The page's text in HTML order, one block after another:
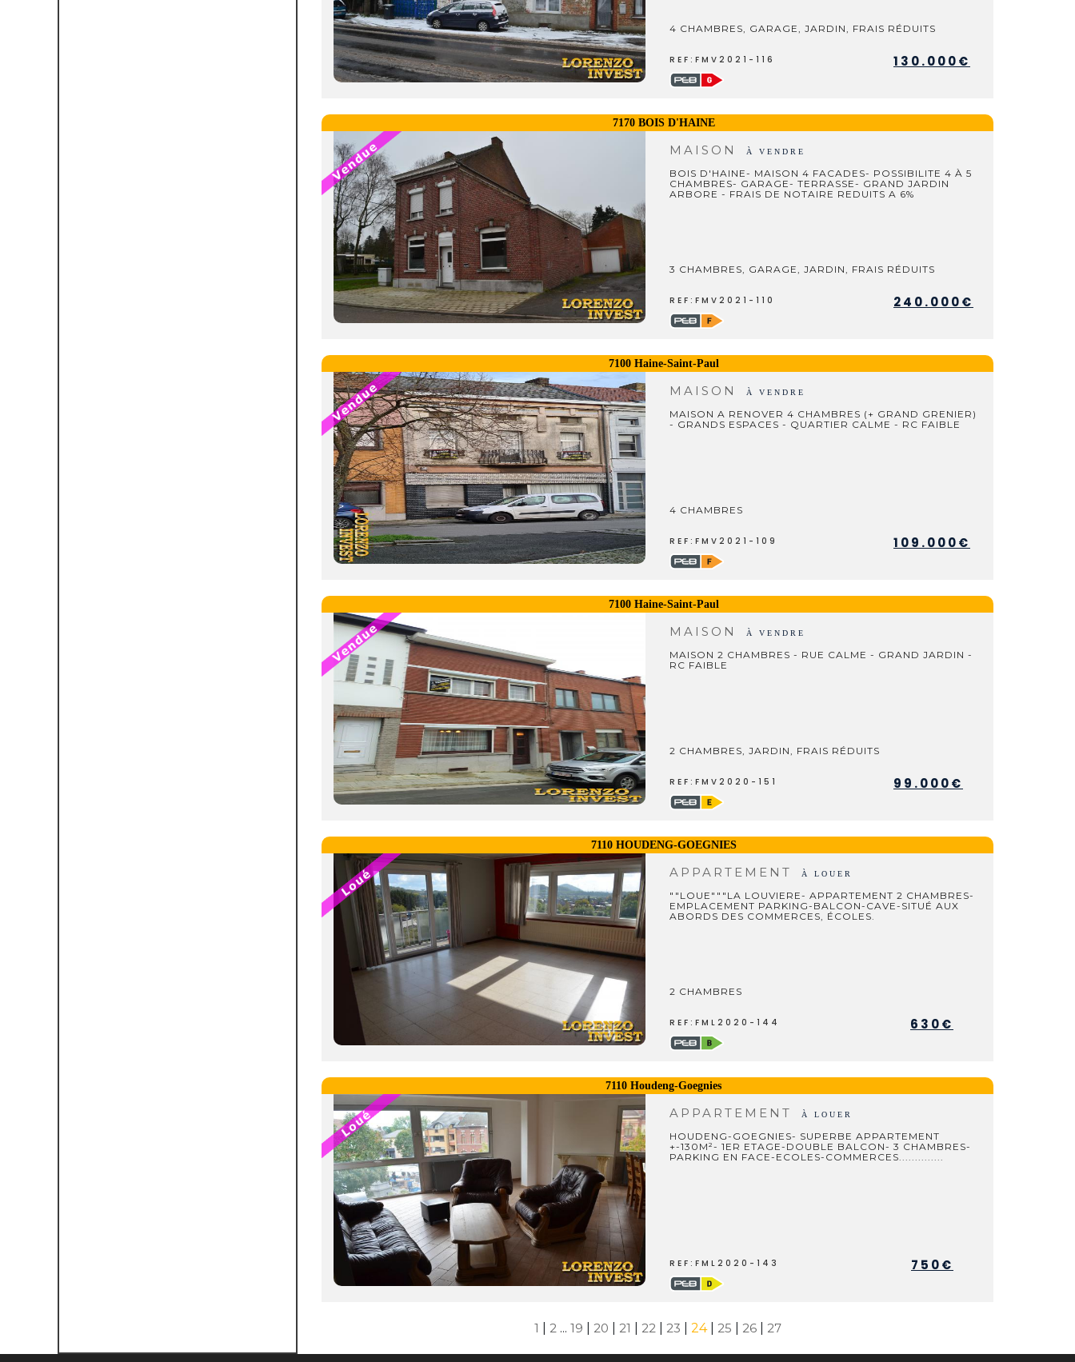
4 CHAMBRES, GARAGE, JARDIN, FRAIS RÉDUITS
REF:FMV2021-116 130.000€
7170 BOIS D'HAINE
MAISON À VENDRE
BOIS D'HAINE- MAISON 4 FACADES- POSSIBILITE 4 À 5
CHAMBRES- GARAGE- TERRASSE- GRAND JARDIN
ARBORE - FRAIS DE NOTAIRE REDUITS A 6%
3 CHAMBRES, GARAGE, JARDIN, FRAIS RÉDUITS
REF:FMV2021-110 240.000€
7100 Haine-Saint-Paul
MAISON À VENDRE
MAISON A RENOVER 4 CHAMBRES (+ GRAND GRENIER)
- GRANDS ESPACES - QUARTIER CALME - RC FAIBLE
4 CHAMBRES
REF:FMV2021-109 109.000€
7100 Haine-Saint-Paul
MAISON À VENDRE
MAISON 2 CHAMBRES - RUE CALME - GRAND JARDIN -
RC FAIBLE
2 CHAMBRES, JARDIN, FRAIS RÉDUITS
REF:FMV2020-151 99.000€
7110 HOUDENG-GOEGNIES
APPARTEMENT À LOUER
""LOUE"""LA LOUVIERE- APPARTEMENT 2 CHAMBRES-
EMPLACEMENT PARKING-BALCON-CAVE-SITUÉ AUX
ABORDS DES COMMERCES, ÉCOLES.
2 CHAMBRES
REF:FML2020-144 630€
7110 Houdeng-Goegnies
APPARTEMENT À LOUER
HOUDENG-GOEGNIES- SUPERBE APPARTEMENT
+-130M²- 1ER ETAGE-DOUBLE BALCON- 3 CHAMBRES-
PARKING EN FACE-ECOLES-COMMERCES..............
REF:FML2020-143 750€
1 2... 19 20 21 22| 23 24| 25 26| 27